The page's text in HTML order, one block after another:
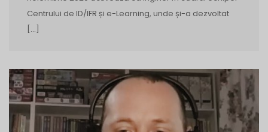
Centrului de ID/IFR și e-Learning, unde și-a dezvoltat
[…]